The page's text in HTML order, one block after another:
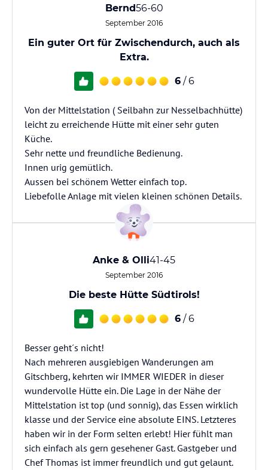
Bernd56-60
September 2016
Ein guter Ort für Zwischendurch, auch als
Extra.
6 / 6
Von der Mittelstation ( Seilbahn zur Nesselbachhütte)
leicht zu erreichende Hütte mit einer sehr guten
Küche.
Sehr nette und freundliche Bedienung.
Innen urig gemütlich.
Aussen bei schönem Wetter einfach top.
Liebefolle Anlage mit vielen kleinen schönen Details.
Anke & Olli41-45
September 2016
Die beste Hütte Südtirols!
6 / 6
Besser geht´s nicht!
Nach mehreren ausgiebigen Wanderungen am
Gitschberg, kehrten wir IMMER WIEDER in dieser
wundervolle Hütte ein. Die Lage in der Nähe der
Mittelstation ist top (und sonnig), das Essen wirklich
klasse und der Service eine absolute EINS. Letzteres
haben wir in der Form selten erlebt! Hier fühlt man
sich einfach als gern gesehener Gast. Gastgeber und
Chef Thomas ist immer freundlich und gut gelaunt.